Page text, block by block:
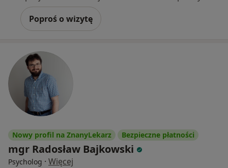
Poproś o wizytę
Nowy profil na ZnanyLekarz Bezpieczne płatności
mgr Radosław Bajkowski
Psycholog · Więcej